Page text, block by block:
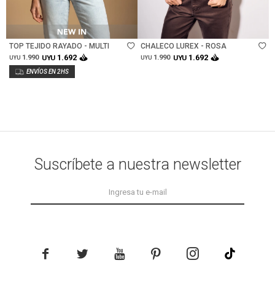
Talle
TOP TEJIDO RAYADO - MULTI
UYU 1.990 UYU 1.692
Talle
CHALECO LUREX - ROSA
UYU 1.990 UYU 1.692
Suscríbete a nuestra newsletter
    